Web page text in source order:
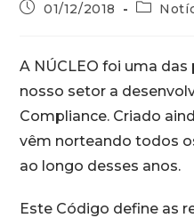
01/12/2018
A NÚCLEO foi uma
nosso setor a
Compliance. Criado
vêm norteando todos
ao longo desses anos.
Este Código define as